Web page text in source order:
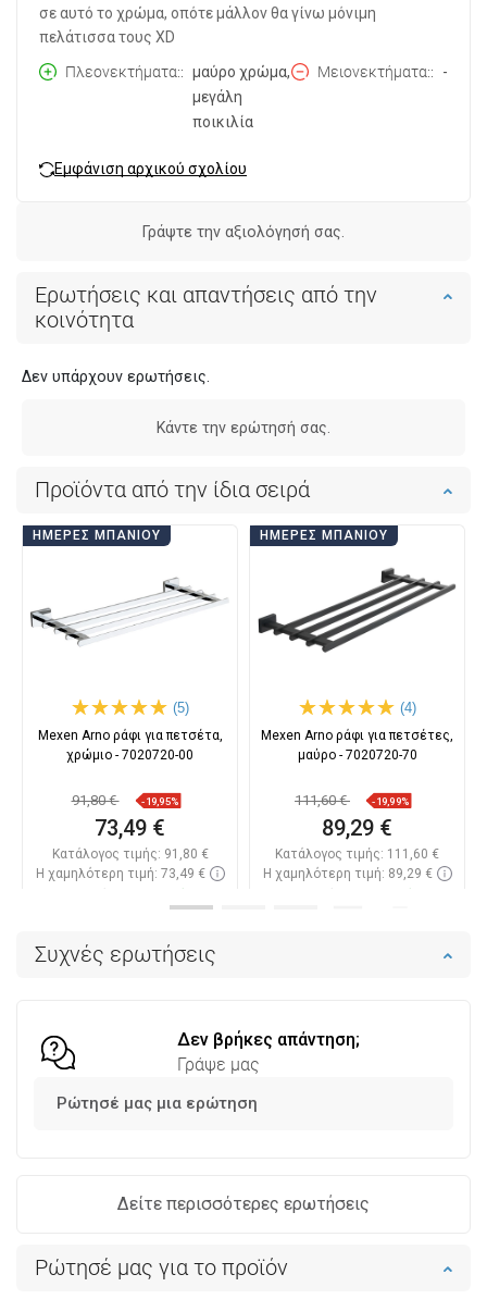
Συχνές ερωτήσεις
Δεν βρήκες απάντηση;
Γράψε μας
Ρώτησέ μας μια ερώτηση
Δείτε περισσότερες ερωτήσεις
σε αυτό το χρώμα, οπότε μάλλον θα γίνω μόνιμη
πελάτισσα τους XD
Πλεονεκτήματα:
μαύρο χρώμα,
μεγάλη
ποικιλία
Μειονεκτήματα: -
Εμφάνιση αρχικού σχολίου
Γράψτε την αξιολόγησή σας.
Ερωτήσεις και απαντήσεις από την
κοινότητα
Δεν υπάρχουν ερωτήσεις.
Κάντε την ερώτησή σας.
Ρώτησέ μας για το προϊόν
Προϊόντα από την ίδια σειρά
ΗΜΈΡΕΣ ΜΠΆΝΙΟΥ
(5)
Mexen Arno ράφι για πετσέτα,
χρώμιο - 7020720-00
91,80 € -19,95%
73,49 €
Κατάλογος τιμής: 91,80 €
Η χαμηλότερη τιμή: 73,49 €
ΗΜΈΡΕΣ ΜΠΆΝΙΟΥ
(4)
Mexen Arno ράφι για πετσέτες,
μαύρο - 7020720-70
111,60 € -19,99%
89,29 €
Κατάλογος τιμής: 111,60 €
Η χαμηλότερη τιμή: 89,29 €